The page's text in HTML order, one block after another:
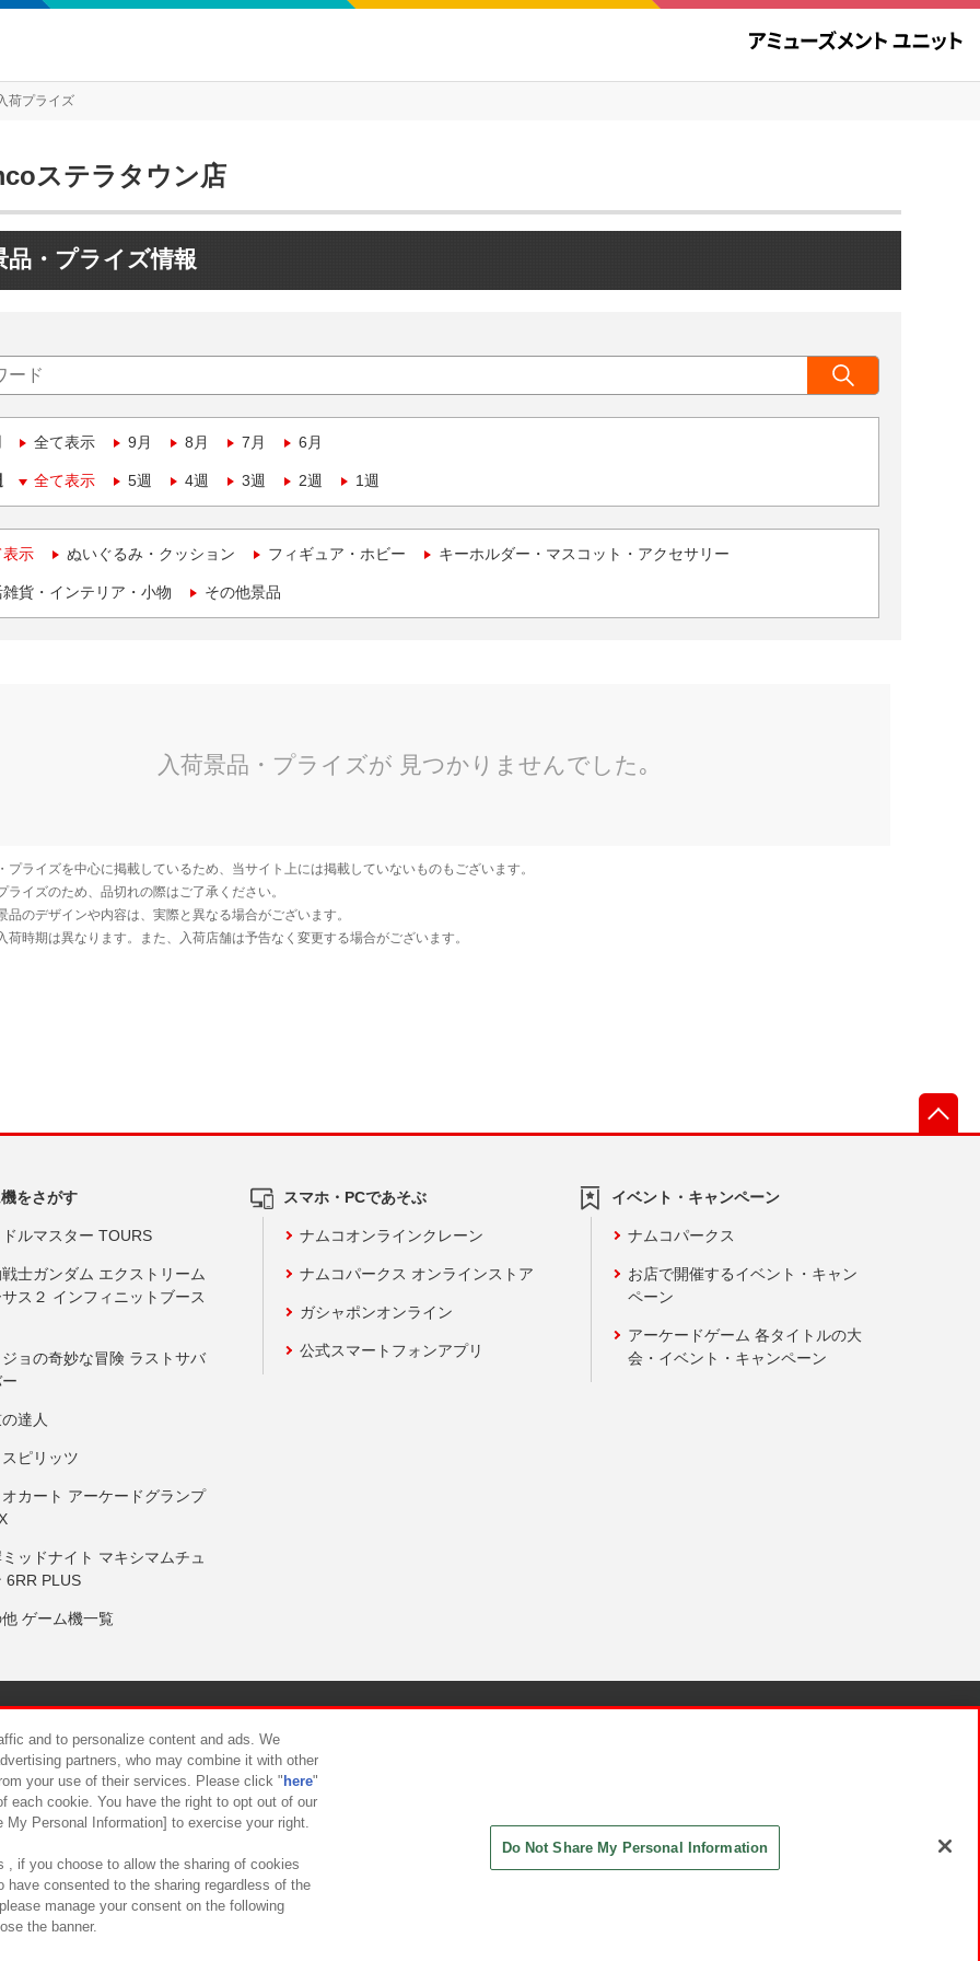
荷プライズ
ステラタウン店
品・プライズ情報
全て表示 9月 8月 7月 6月
全て表示 5週 4週 3週 2週 1週
表示 ぬいぐるみ・クッション フィギュア・ホビー キーホルダー・マスコット・アクセサリー
貨・インテリア・小物 その他景品
をさがす
ルマスター TOURS
士ガンダム エクストリーム
ス２ インフィニットブース
ョの奇妙な冒険 ラストサバ
達人
ピリッツ
カート アーケードグランプ
ッドナイト マキシマムチュ
6RR PLUS
ゲーム機一覧
スマホ・PCであそぶ
ナムコオンラインクレーン
ナムコパークス オンラインストア
ガシャポンオンライン
公式スマートフォンアプリ
イベント・キャンペーン
ナムコパークス
お店で開催するイベント・キャン
ペーン
アーケードゲーム 各タイトルの大
会・イベント・キャンペーン
について カスタマーハラスメント対応方針
and to personalize content and ads. We
partners, who may combine it with other
your use of their services. Please click " here"
each cookie. You have the right to opt out of our
Personal Information] to exercise your right.
, if you choose to allow the sharing of cookies
have consented to the sharing regardless of the
manage your consent on the following
the banner.
Do Not Share My Personal Information